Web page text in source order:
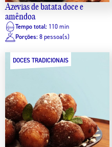
Azevias de batata doce e
amêndoa
Tempo total: 110 min
Porções: 8 pessoa(s)
DOCES TRADICIONAIS